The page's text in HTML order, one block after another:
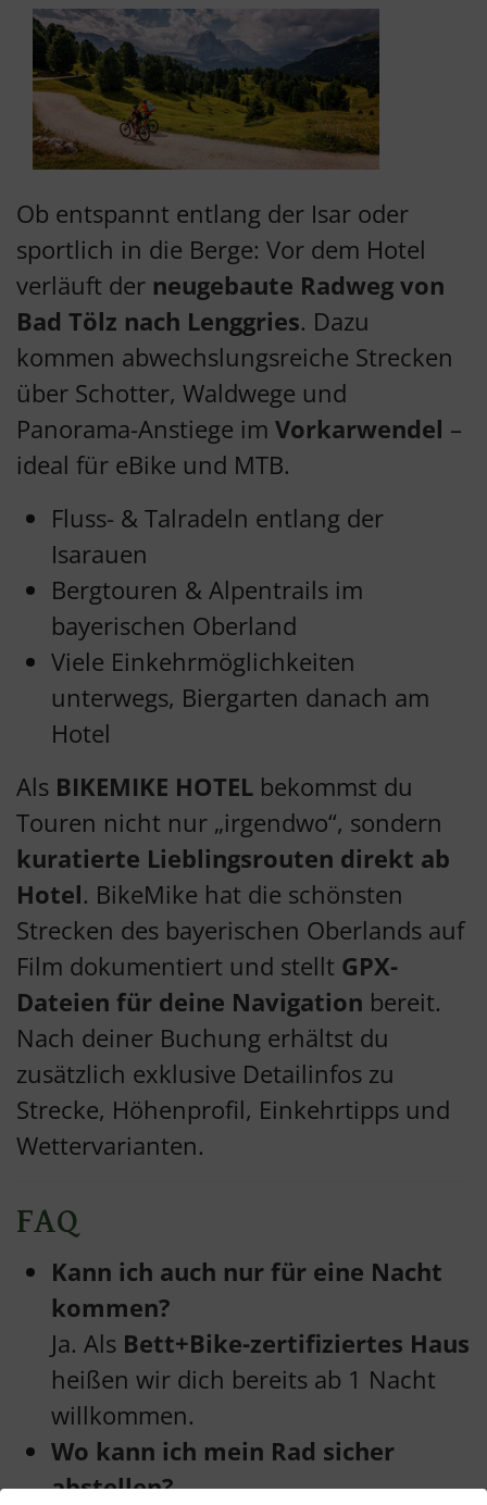
Ob entspannt entlang der Isar oder
sportlich in die Berge: Vor dem Hotel
verläuft der neugebaute Radweg von
Bad Tölz nach Lenggries. Dazu
kommen abwechslungsreiche Strecken
über Schotter, Waldwege und
Panorama-Anstiege im Vorkarwendel –
ideal für eBike und MTB.
Fluss- & Talradeln entlang der
Isarauen
Bergtouren & Alpentrails im
bayerischen Oberland
Viele Einkehrmöglichkeiten
unterwegs, Biergarten danach am
Hotel
Als BIKEMIKE HOTEL bekommst du
Touren nicht nur „irgendwo“, sondern
kuratierte Lieblingsrouten direkt ab
Hotel. BikeMike hat die schönsten
Strecken des bayerischen Oberlands auf
Film dokumentiert und stellt GPX-
Dateien für deine Navigation bereit.
Nach deiner Buchung erhältst du
zusätzlich exklusive Detailinfos zu
Strecke, Höhenprofil, Einkehrtipps und
Wettervarianten.
FAQ
Kann ich auch nur für eine Nacht
kommen?
Ja. Als Bett+Bike-zertifiziertes Haus
heißen wir dich bereits ab 1 Nacht
willkommen.
Wo kann ich mein Rad sicher
abstellen?